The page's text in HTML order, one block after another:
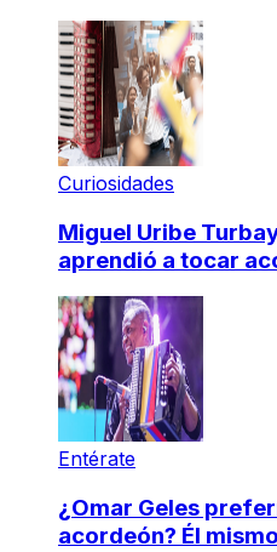
Curiosidades
Miguel Uribe
aprendió a tocar
Entérate
¿Omar Geles
acordeón? Él